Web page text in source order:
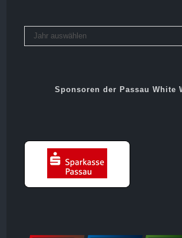
Archiv
Jahr auswählen
Sponsoren der Passau White